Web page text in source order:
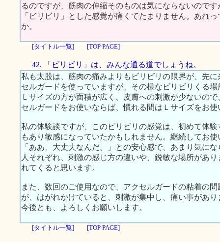
るのですが、筋肉の伸縮そのものは気にならないので
「ビリビリ」とした感覚が痛くてたまりません。あれ
か。
[タイトル一覧] [TOP PAGE]
42. 「ビリビリ」は、みんな通る道でしょうね。
私も太股は、筋肉の痛みよりもビリビリの限界が、先
セルガードを使っていますが、その様なビリビリくる
Ｌサイズの方が面積が広く、皮膚への刺激が少ないの
セルガードをお使いならば、慣れる間はＬサイズをお
私の体験談ですが、このビリビリの感覚は、初めて体
もあり敏感になっていたかもしれません。継続してお
「ああ、大丈夫なんだ。」との安心感で、あまり気に
人それぞれ、刺激の感じ方の違いや、鋭敏な場所があ
れてくると思います。
また、数回のご使用なので、アクセルガードの粘着の
が、はがれかけていると、刺激が集中し、痛い事があり
今後とも、よろしくお願いします。
[タイトル一覧] [TOP PAGE]